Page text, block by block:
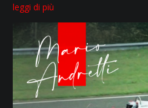
leggi di più